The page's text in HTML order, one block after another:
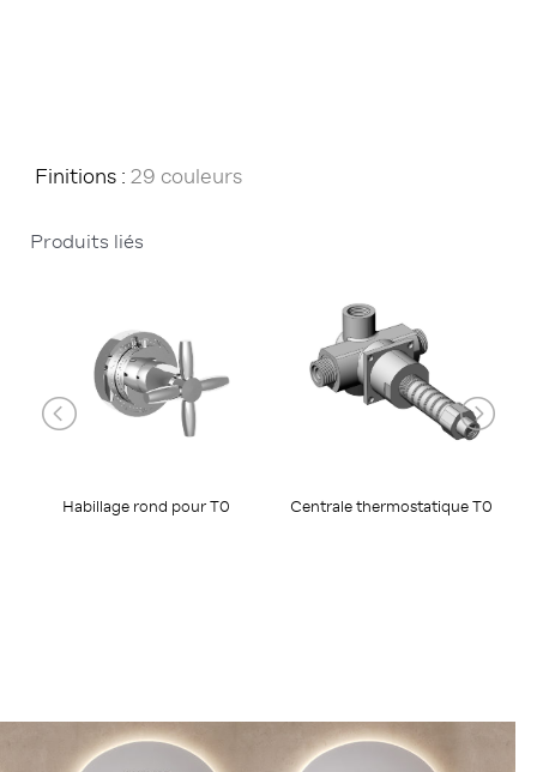
Finitions : 29 couleurs
Produits liés
Habillage rond pour T0 Centrale thermostatique T0